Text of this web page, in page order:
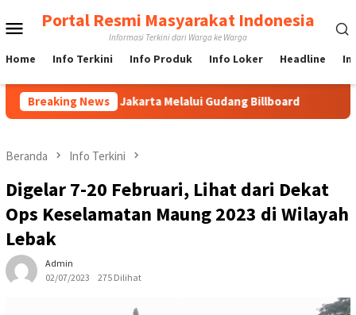
ke
Menu
Mobile
Portal Resmi Masyarakat Indonesia
Informasi Terkini dari Warga ke Warga
Home Info Terkini Info Produk Info Loker Headline
Breaking News
di Jakarta Melalui Gudang Billboard Langkah
Beranda Info Terkini
Digelar 7-20 Februari, Lihat dari Dekat
Ops Keselamatan Maung 2023 di Wilayah
Lebak
Admin
02/07/2023
275 Dilihat